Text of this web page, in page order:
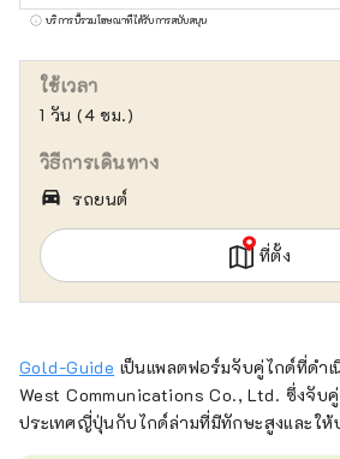
ในญี่ปุ่น นำเสน่ห์ของญี่ปุ่น
บริการนี้รวมโฆษณาที่ได้รับการสนับสนุน
ใช้เวลา
1 วัน (4 ชม.)
วิธีการเดินทาง
directions_car_filled รถยนต์
ที่ตั้ง
Gold-Guide เป็นแพลตฟอร์มจับคู่ไกด์ที่ดำ
West Communications Co., Ltd. ซึ่งจับ
ประเทศญี่ปุ่นกับไกด์ล่ามที่มีทักษะสูงและใ